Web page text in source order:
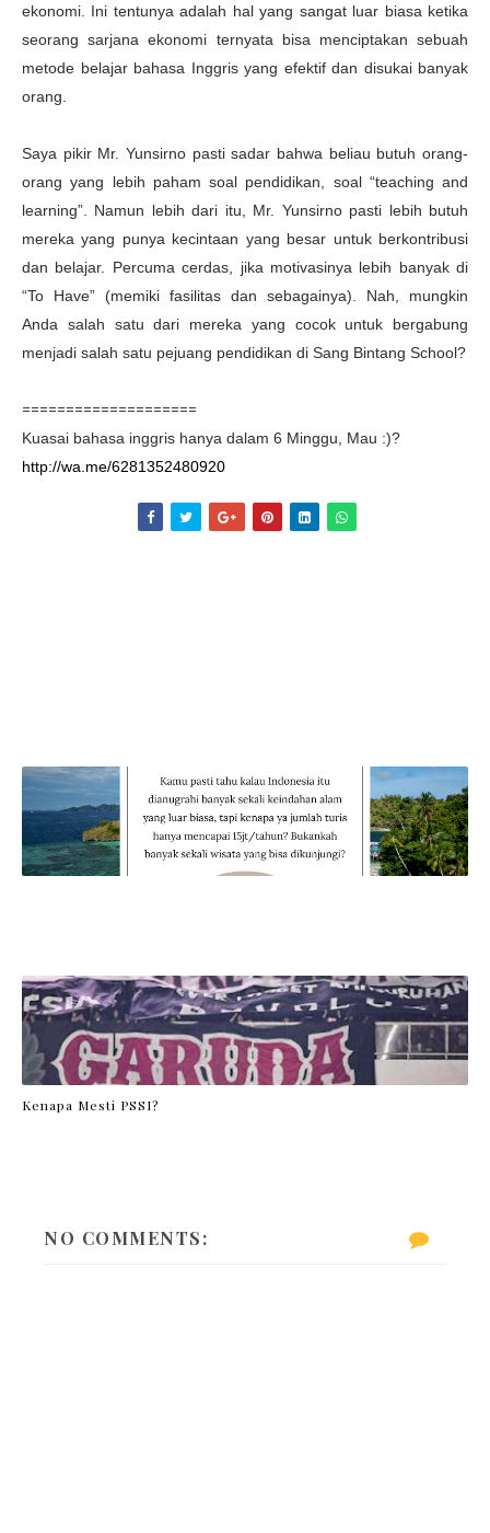
ekonomi. Ini tentunya adalah hal yang sangat luar biasa ketika
seorang sarjana ekonomi ternyata bisa menciptakan sebuah
metode belajar bahasa Inggris yang efektif dan disukai banyak
orang.
Saya pikir Mr. Yunsirno pasti sadar bahwa beliau butuh orang-
orang yang lebih paham soal pendidikan, soal “teaching and
learning”. Namun lebih dari itu, Mr. Yunsirno pasti lebih butuh
mereka yang punya kecintaan yang besar untuk berkontribusi
dan belajar. Percuma cerdas, jika motivasinya lebih banyak di
“To Have” (memiki fasilitas dan sebagainya). Nah, mungkin
Anda salah satu dari mereka yang cocok untuk bergabung
menjadi salah satu pejuang pendidikan di Sang Bintang School?
====================
Kuasai bahasa inggris hanya dalam 6 Minggu, Mau :)?
http://wa.me/6281352480920
Kenapa Mesti PSSI?
NO COMMENTS: